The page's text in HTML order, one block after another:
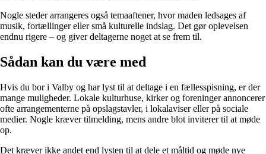
Nogle steder arrangeres også temaaftener, hvor maden ledsages af
musik, fortællinger eller små kulturelle indslag. Det gør oplevelsen
endnu rigere – og giver deltagerne noget at se frem til.
Sådan kan du være med
Hvis du bor i Valby og har lyst til at deltage i en fællesspisning, er der
mange muligheder. Lokale kulturhuse, kirker og foreninger annoncerer
ofte arrangementerne på opslagstavler, i lokalaviser eller på sociale
medier. Nogle kræver tilmelding, mens andre blot inviterer til at møde
op.
Det kræver ikke andet end lysten til at dele et måltid og møde nye